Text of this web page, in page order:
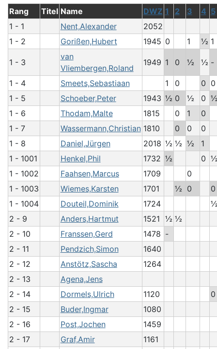
Rang Titel Name DWZ 1 2 3 4 5
1 - 1
Nent,Alexander
2052
1 - 2
Gorißen,Hubert 1945 0 1 ½ 1
1 - 3
van
Vliembergen,Roland
1949 1 0 ½ ½ -
1 - 4 Smeets,Sebastiaan 1 0 0 0
1 - 5
Schoeber,Peter 1943 ½ 0 ½ 0
1 - 6
Thodam,Malte 1815 0 1
0
1 - 7
Wassermann,Christian 1810 0 0
0
1 - 8
Daniel,Jürgen 2018 ½ ½ ½
1
1 - 1001
Henkel,Phil 1732 ½ 0
1 - 1002
Faahsen,Marcus 1709
0
1 - 1003
Wiemes,Karsten 1701 ½ 0
0
1 - 1004
Douteil,Dominik 1724
2 - 9
Anders,Hartmut 1521 ½ ½
2 - 10
Franssen,Gerd 1478 -
2 - 11
Pendzich,Simon
1640
2 - 12
Anstötz,Sascha
1264
2 - 13
Agena,Jens
2 - 14
Dormels,Ulrich 1120
0
2 - 15
Buder,Ingmar
1080
2 - 16
Post,Jochen
1459
2 - 17
Graf,Amir
1161